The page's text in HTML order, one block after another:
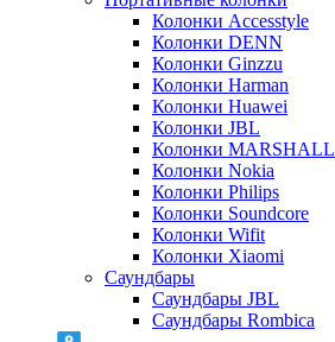
Колонки Accesstyle
Колонки DENN
Колонки Ginzzu
Колонки Harman
Колонки Huawei
Колонки JBL
Колонки MARSHALL
Колонки Nokia
Колонки Philips
Колонки Soundcore
Колонки Wifit
Колонки Xiaomi
Саундбары
Саундбары JBL
Саундбары Rombica